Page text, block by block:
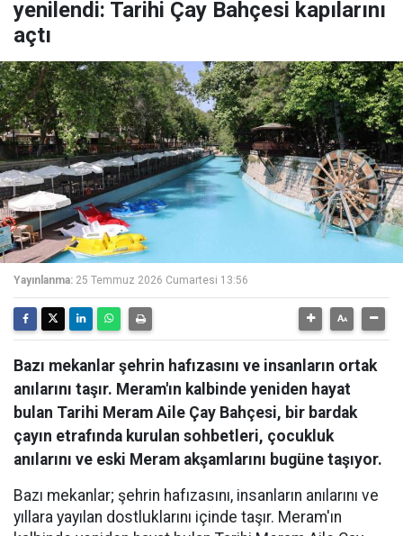
yenilendi: Tarihi Çay Bahçesi kapılarını
açtı
Yayınlanma: 25 Temmuz 2026 Cumartesi 13:56
Bazı mekanlar şehrin hafızasını ve insanların ortak
anılarını taşır. Meram'ın kalbinde yeniden hayat
bulan Tarihi Meram Aile Çay Bahçesi, bir bardak
çayın etrafında kurulan sohbetleri, çocukluk
anılarını ve eski Meram akşamlarını bugüne taşıyor.
Bazı mekanlar; şehrin hafızasını, insanların anılarını ve
yıllara yayılan dostluklarını içinde taşır. Meram'ın